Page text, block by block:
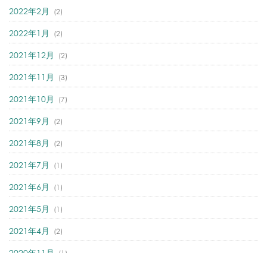
2022年2月 (2)
2022年1月 (2)
2021年12月 (2)
2021年11月 (3)
2021年10月 (7)
2021年9月 (2)
2021年8月 (2)
2021年7月 (1)
2021年6月 (1)
2021年5月 (1)
2021年4月 (2)